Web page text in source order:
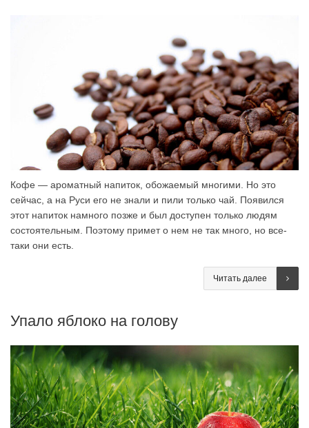
Кофе — ароматный напиток, обожаемый многими. Но это
сейчас, а на Руси его не знали и пили только чай. Появился
этот напиток намного позже и был доступен только людям
состоятельным. Поэтому примет о нем не так много, но все-
таки они есть.
Читать далее
Упало яблоко на голову